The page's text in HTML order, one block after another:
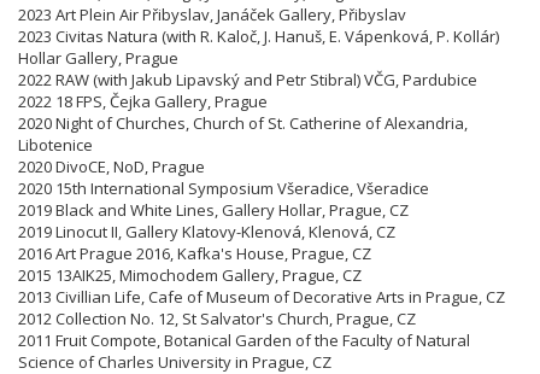
2023 Art Plein Air Přibyslav, Janáček Gallery, Přibyslav
2023 Civitas Natura (with R. Kaloč, J. Hanuš, E. Vápenková, P. Kollár)
Hollar Gallery, Prague
2022 RAW (with Jakub Lipavský and Petr Stibral) VČG, Pardubice
2022 18 FPS, Čejka Gallery, Prague
2020 Night of Churches, Church of St. Catherine of Alexandria,
Libotenice
2020 DivoCE, NoD, Prague
2020 15th International Symposium Všeradice, Všeradice
2019 Black and White Lines, Gallery Hollar, Prague, CZ
2019 Linocut II, Gallery Klatovy-Klenová, Klenová, CZ
2016 Art Prague 2016, Kafka's House, Prague, CZ
2015 13AIK25, Mimochodem Gallery, Prague, CZ
2013 Civillian Life, Cafe of Museum of Decorative Arts in Prague, CZ
2012 Collection No. 12, St Salvator's Church, Prague, CZ
2011 Fruit Compote, Botanical Garden of the Faculty of Natural
Science of Charles University in Prague, CZ